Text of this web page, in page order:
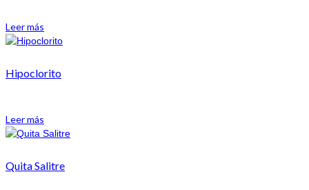
Leer más
Hipoclorito
Leer más
Quita Salitre